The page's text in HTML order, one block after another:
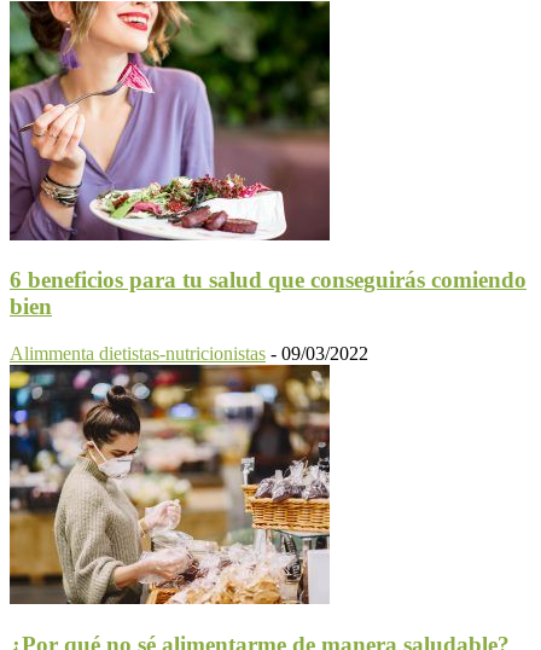
6 beneficios para tu salud que conseguirás comiendo
bien
Alimmenta dietistas-nutricionistas - 09/03/2022
¿Por qué no sé alimentarme de manera saludable?